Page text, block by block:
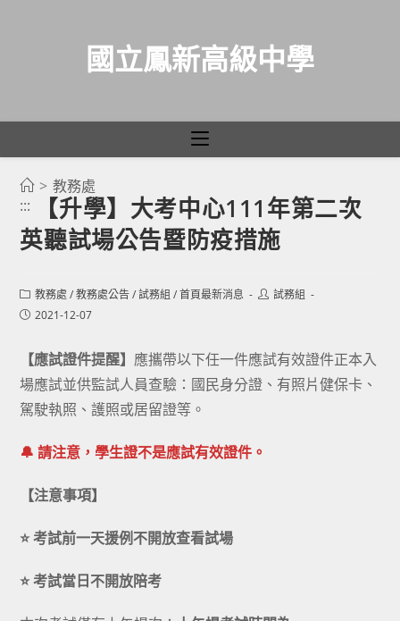
國立鳳新高級中學
> 教務處
:::
【升學】大考中心111年第二次
英聽試場公告暨防疫措施
Post
category:
教務處 / 教務處公告 / 試務組 / 首頁最新消息
Post試務組
Post2021-12-07
【應試證件提醒】 應攜帶以下任一件應試有效證件正本入
場應試並供監試人員查驗：國民身分證、有照片健保卡、
駕駛執照、護照或居留證等。
🔔 請注意，學生證不是應試有效證件。
【注意事項】
⭐ 考試前一天援例不開放查看試場
⭐ 考試當日不開放陪考